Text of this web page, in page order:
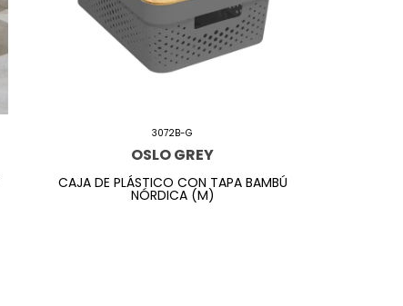
3072B-G
OSLO GREY
CAJA DE PLÁSTICO CON TAPA BAMBÚ
NÓRDICA (M)